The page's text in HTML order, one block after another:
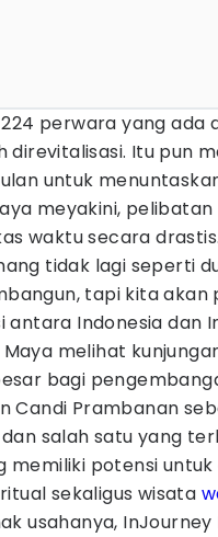
perwara yang ada
direvitalisasi. Itu pun
untuk
meyakini,
waktu secara drastis.
tidak lagi seperti
tapi kita
antara Indonesia dan
Maya melihat
bagi
Candi Prambanan
salah satu yang
memiliki potensi
sekaligus wisata
usahanya,